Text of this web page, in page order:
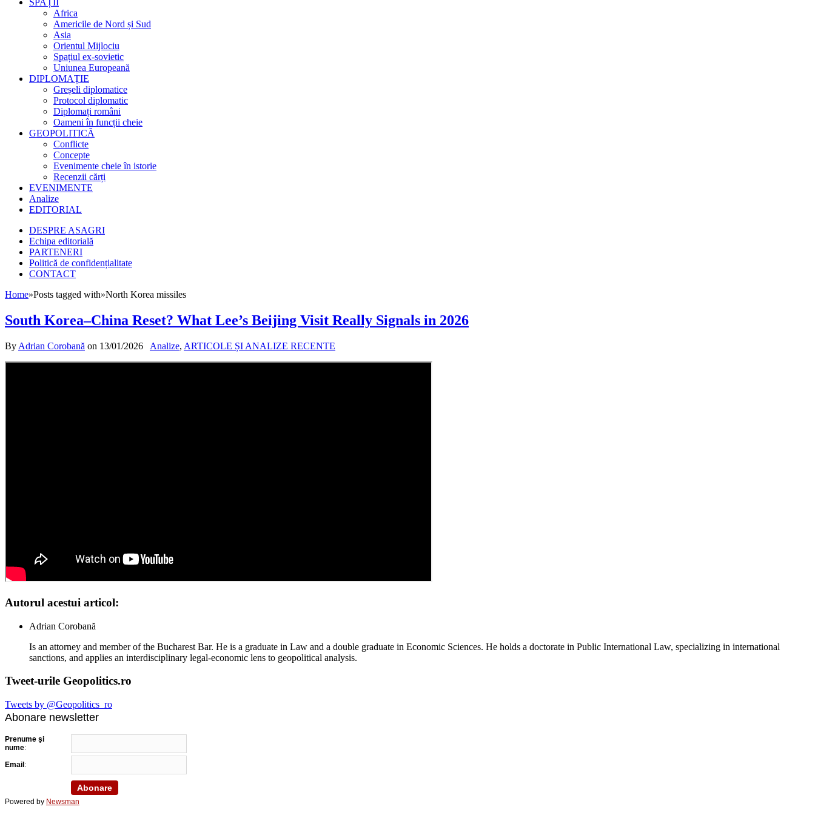
SPAȚII
Africa
Americile de Nord și Sud
Asia
Orientul Mijlociu
Spațiul ex-sovietic
Uniunea Europeană
DIPLOMAȚIE
Greșeli diplomatice
Protocol diplomatic
Diplomați români
Oameni în funcții cheie
GEOPOLITICĂ
Conflicte
Concepte
Evenimente cheie în istorie
Recenzii cărți
EVENIMENTE
Analize
EDITORIAL
DESPRE ASAGRI
Echipa editorială
PARTENERI
Politică de confidențialitate
CONTACT
Home»Posts tagged with»North Korea missiles
South Korea–China Reset? What Lee’s Beijing Visit Really Signals in 2026
By Adrian Corobană on 13/01/2026 Analize, ARTICOLE ȘI ANALIZE RECENTE
Autorul acestui articol:
Adrian Corobană
Is an attorney and member of the Bucharest Bar. He is a graduate in Law and a double graduate in Economic Sciences. He holds a doctorate in Public International Law, specializing in international
sanctions, and applies an interdisciplinary legal-economic lens to geopolitical analysis.
Tweet-urile Geopolitics.ro
Tweets by @Geopolitics_ro
Abonare newsletter
Prenume şi
nume:
Email :
Powered by Newsman